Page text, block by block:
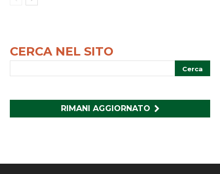
CERCA NEL SITO
RIMANI AGGIORNATO